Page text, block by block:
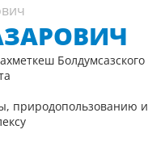
Болдумсазского
природопользованию и